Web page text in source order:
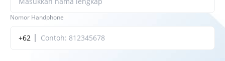
Nomor Handphone
+62